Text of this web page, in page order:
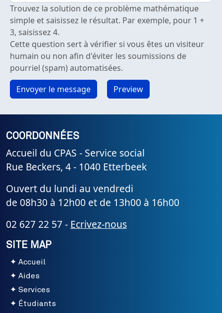
Trouvez la solution de ce problème mathématique
simple et saisissez le résultat. Par exemple, pour 1 +
3, saisissez 4.
Cette question sert à vérifier si vous êtes un visiteur
humain ou non afin d'éviter les soumissions de
pourriel (spam) automatisées.
COORDONNÉES
Accueil du CPAS - Service social
Rue Beckers, 4 - 1040 Etterbeek
Ouvert du lundi au vendredi
de 08h30 à 12h00 et de 13h00 à 16h00
02 627 22 57 - Ecrivez-nous
SITE MAP
Accueil
Aides
Services
Étudiants